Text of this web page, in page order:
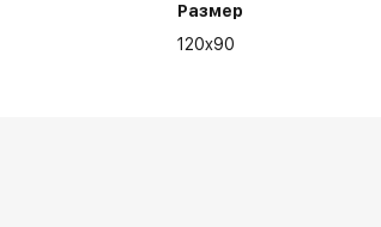
Размер
120x90